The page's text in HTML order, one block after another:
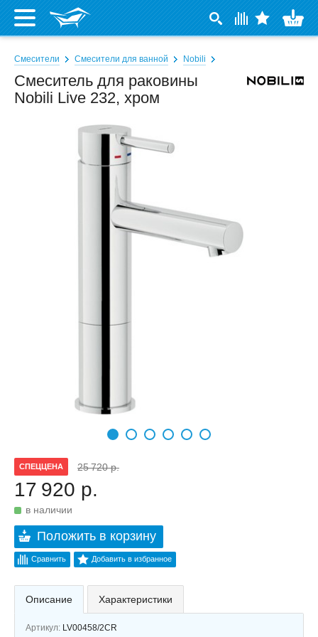
Смесители Смесители для ванной Nobili
Смеситель для раковины
Nobili Live 232, хром
СПЕЦЦЕНА 25 720 р.
17 920 р.
в наличии
Положить в корзину
Сравнить Добавить в избранное
Описание Характеристики
Артикул: LV00458/2CR